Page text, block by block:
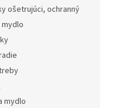
ošetrujúci, ochranný
mydlo